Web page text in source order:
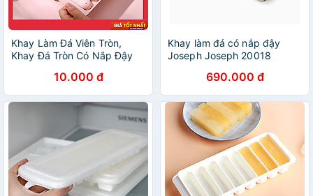
Khay Làm Đá Viên Tròn,
Khay Đá Tròn Có Nắp Đậy
Làm Thạch 33 Ô
10.000 đ
Khay làm đá có nắp đậy
Joseph Joseph 20018
690.000 đ